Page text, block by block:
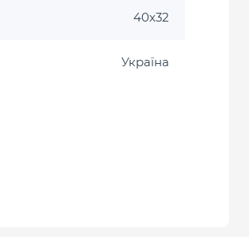
40х32
Україна